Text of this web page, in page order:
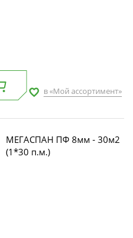
в «Мой ассортимент»
МЕГАСПАН ПФ 8мм - 30м2
(1*30 п.м.)